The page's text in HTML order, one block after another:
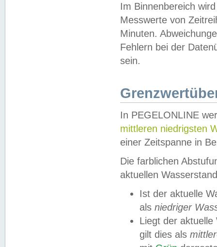
Im Binnenbereich
Messwerte von
Minuten.
Fehlern bei der
sein.
In PEGELONLINE
mittleren niedrigsten
einer Zeitspanne in
Die farblichen
aktuellen
Ist der aktuelle
als niedriger
Liegt der
gilt dies als